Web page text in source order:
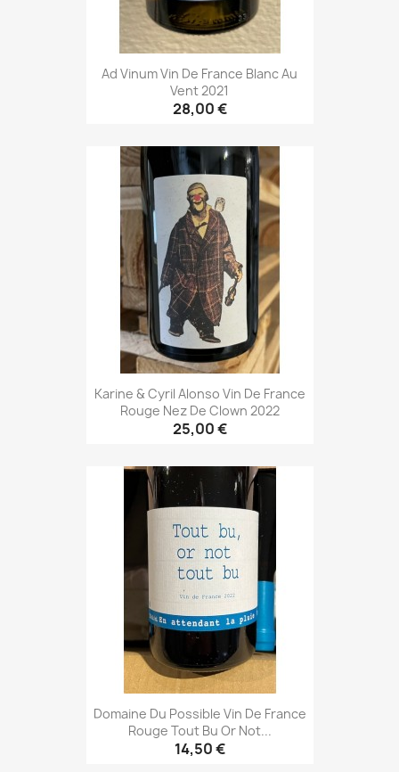
Ad Vinum Vin De France Blanc Au
Vent 2021
28,00 €
Karine & Cyril Alonso Vin De France
Rouge Nez De Clown 2022
25,00 €
Domaine Du Possible Vin De France
Rouge Tout Bu Or Not...
14,50 €